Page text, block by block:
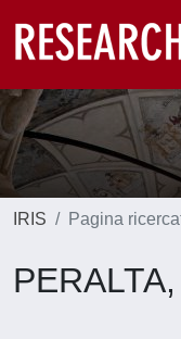
IRIS Pagina